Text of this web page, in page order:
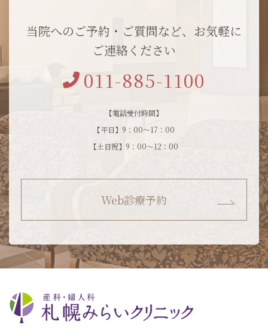
当院へのご予約・ご質問など、お気軽に
ご連絡ください
011-885-1100
【電話受付時間】
【平日】9：00～17：00
【土日祝】9：00～12：00
Web診療予約